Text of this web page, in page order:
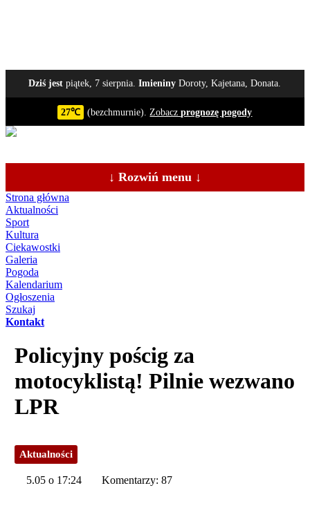
Dziś jest piątek, 7 sierpnia.Imieniny Doroty, Kajetana, Donata.
27℃ (bezchmurnie).Zobaczprognozę pogody
↓ Rozwiń menu ↓
Strona główna
Aktualności
Sport
Kultura
Ciekawostki
Galeria
Pogoda
Kalendarium
Ogłoszenia
Szukaj
Kontakt
Policyjny pościg za
motocyklistą! Pilnie wezwano
LPR
Aktualności
5.05 o 17:24 Komentarzy: 87